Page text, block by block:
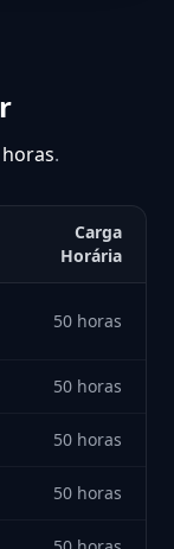
.
Carga
Horária
50 horas
50 horas
50 horas
50 horas